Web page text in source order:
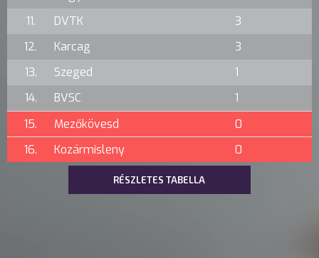
11.
DVTK
3
12.
Karcag
3
13.
Szeged
1
14.
BVSC
1
15.
Mezőkövesd
0
16.
Kozármisleny 0
RÉSZLETES TABELLA